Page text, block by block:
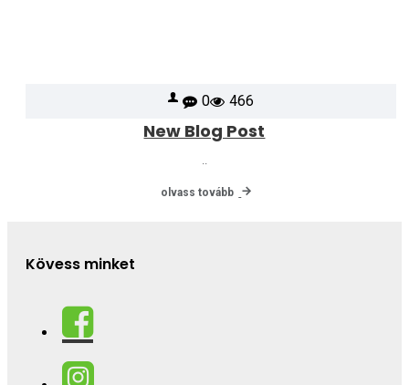
0 466
New Blog Post
..
olvass tovább
Kövess minket